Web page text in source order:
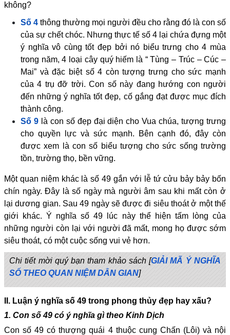
không?
Số 4 thông thường mọi người đều cho rằng đó là con số
của sự chết chóc. Nhưng thực tế số 4 lại chứa đựng một
ý nghĩa vô cùng tốt đẹp bởi nó biểu trưng cho 4 mùa
trong năm, 4 loại cây quý hiếm là “ Tùng – Trúc – Cúc –
Mai” và đặc biệt số 4 còn tượng trưng cho sức mạnh
của 4 trụ đỡ trời. Con số này đang hướng con người
đến những ý nghĩa tốt đẹp, cố gắng đạt được mục đích
thành công.
Số 9là con số đẹp đại diện cho Vua chúa, tượng trưng
cho quyền lực và sức mạnh. Bên cạnh đó, đây còn
được xem là con số biểu tượng cho sức sống trường
tồn, trường thọ, bền vững.
Một quan niệm khác là số 49 gắn với lễ tứ cửu bảy bảy bốn
chín ngày. Đây là số ngày mà người âm sau khi mất còn ở
lại dương gian. Sau 49 ngày sẽ được đi siêu thoát ở một thế
giới khác. Ý nghĩa số 49 lúc này thể hiện tấm lòng của
những người còn lại với người đã mất, mong họ được sớm
siêu thoát, có một cuộc sống vui vẻ hơn.
Chi tiết mời quý bạn tham khảo sách [GIẢI MÃ Ý NGHĨA
SỐ THEO QUAN NIỆM DÂN GIAN]
II. Luận ý nghĩa số 49 trong phong thủy đẹp hay xấu?
1. Con số 49 có ý nghĩa gì theo Kinh Dịch
Con số 49 có thượng quái 4 thuộc cung Chấn (Lôi) và nội